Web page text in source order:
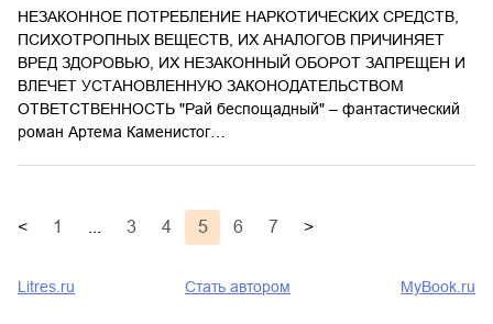
НЕЗАКОННОЕ ПОТРЕБЛЕНИЕ НАРКОТИЧЕСКИХ СРЕДСТВ,
ПСИХОТРОПНЫХ ВЕЩЕСТВ, ИХ АНАЛОГОВ ПРИЧИНЯЕТ
ВРЕД ЗДОРОВЬЮ, ИХ НЕЗАКОННЫЙ ОБОРОТ ЗАПРЕЩЕН И
ВЛЕЧЕТ УСТАНОВЛЕННУЮ ЗАКОНОДАТЕЛЬСТВОМ
ОТВЕТСТВЕННОСТЬ "Рай беспощадный" – фантастический
роман Артема Каменистог…
< 1 3 4 5 6 7 >
Litres.ru Стать автором MyBook.ru